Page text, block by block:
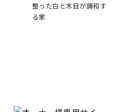
整った白と木目が調和す
る家